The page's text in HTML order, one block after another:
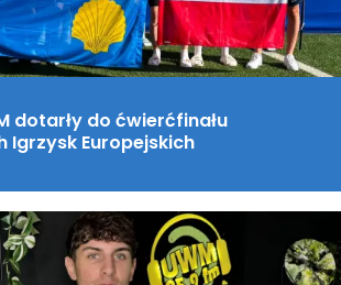
dotarły do ćwierćfinału
Igrzysk Europejskich